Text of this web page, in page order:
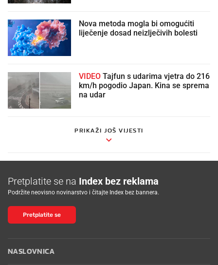
Nova metoda mogla bi omogućiti
liječenje dosad neizlječivih bolesti
VIDEO
km/h pogodio Japan. Kina se sprema
na udar
PRIKAŽI JOŠ VIJESTI
Pretplatite se na Index bez reklama
Podržite neovisno novinarstvo i čitajte Index bez bannera.
Pretplatite se
NASLOVNICA